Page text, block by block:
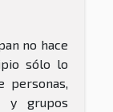
no hace
sólo lo
personas,
y grupos